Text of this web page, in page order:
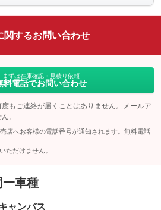
関するお問い合わせ
まずは在庫確認・見積り依頼
料電話でお問い合わせ
もご連絡が届くことはありません。メールア
。
店へお客様の電話番号が通知されます。無料電話
ただけません。
一車種
ャンバス